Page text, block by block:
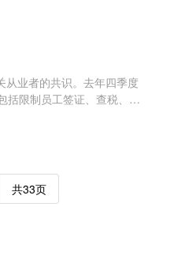
业者的共识。去年四季度
括限制员工签证、查税、冻
共33页